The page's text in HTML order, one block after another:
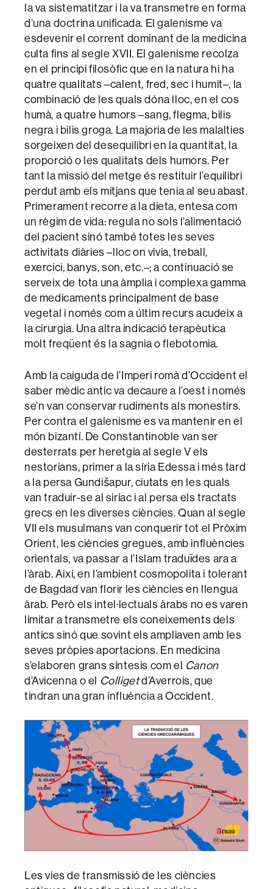
la va sistematitzar i la va transmetre en forma
d’una doctrina unificada. El galenisme va
esdevenir el corrent dominant de la medicina
culta fins al segle XVII. El galenisme recolza
en el principi filosòfic que en la natura hi ha
quatre qualitats –calent, fred, sec i humit–, la
combinació de les quals dóna lloc, en el cos
humà, a quatre humors –sang, flegma, bilis
negra i bilis groga. La majoria de les malalties
sorgeixen del desequilibri en la quantitat, la
proporció o les qualitats dels humors. Per
tant la missió del metge és restituir l’equilibri
perdut amb els mitjans que tenia al seu abast.
Primerament recorre a la dieta, entesa com
un règim de vida: regula no sols l’alimentació
del pacient sinó també totes les seves
activitats diàries –lloc on vivia, treball,
exercici, banys, son, etc.–; a continuació se
serveix de tota una àmplia i complexa gamma
de medicaments principalment de base
vegetal i només com a últim recurs acudeix a
la cirurgia. Una altra indicació terapèutica
molt freqüent és la sagnia o flebotomia.
Amb la caiguda de l’Imperi romà d’Occident el
saber mèdic antic va decaure a l’oest i només
se’n van conservar rudiments als monestirs.
Per contra el galenisme es va mantenir en el
món bizantí. De Constantinoble van ser
desterrats per heretgia al segle V els
nestorians, primer a la síria Edessa i més tard
a la persa Gundišapur, ciutats en les quals
van traduir-se al siríac i al persa els tractats
grecs en les diverses ciències. Quan al segle
VII els musulmans van conquerir tot el Pròxim
Orient, les ciències gregues, amb influències
orientals, va passar a l’Islam traduïdes ara a
l’àrab. Així, en l’ambient cosmopolita i tolerant
de Bagdad van florir les ciències en llengua
àrab. Però els intel·lectuals àrabs no es varen
limitar a transmetre els coneixements dels
antics sinó que sovint els ampliaven amb les
seves pròpies aportacions. En medicina
s’elaboren grans síntesis com el Canon
d’Avicenna o el Colligetd’Averrois, que
tindran una gran influència a Occident.
Les vies de transmissió de les ciències